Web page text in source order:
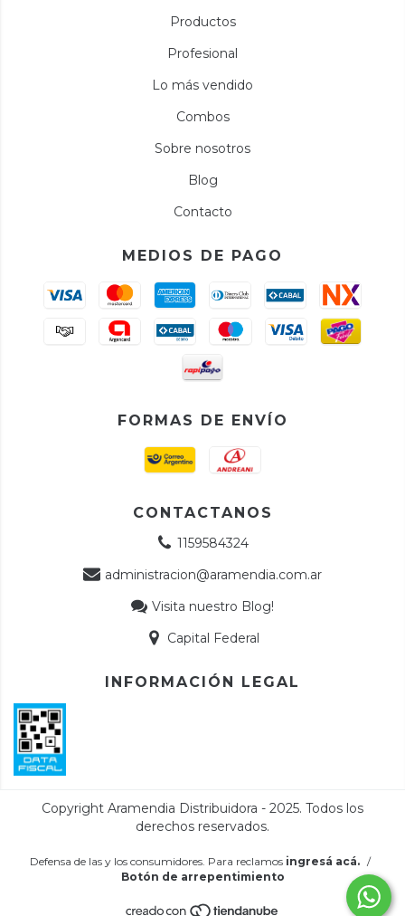
Productos
Profesional
Lo más vendido
Combos
Sobre nosotros
Blog
Contacto
MEDIOS DE PAGO
FORMAS DE ENVÍO
CONTACTANOS
1159584324
administracion@aramendia.com.ar
Visita nuestro Blog!
Capital Federal
INFORMACIÓN LEGAL
Defensa de las y los consumidores. Para reclamos ingresá acá. /
Botón de arrepentimiento